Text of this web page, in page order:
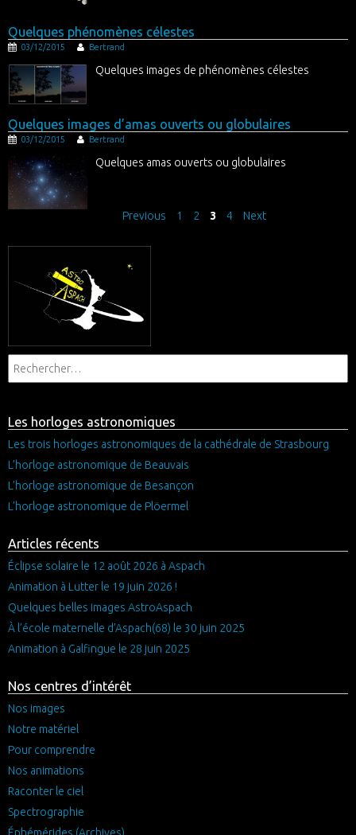
Quelques phénomènes célestes
03/12/2015 Bertrand
Quelques images de phénomènes célestes
Quelques images d’amas ouverts ou globulaires
03/12/2015 Bertrand
Quelques amas ouverts ou globulaires
Previous 1 2 3 4 Next
Les horloges astronomiques
Les trois horloges astronomiques de la cathédrale de Strasbourg
L’horloge astronomique de Beauvais
L’horloge astronomique de Besançon
L’horloge astronomique de Plöermel
Articles récents
Éclipse solaire le 12 août 2026 à Aspach
Animation à Lutter le 19 juin 2026 !
Quelques belles images AstroAspach
À l’école maternelle d’Aspach(68) le 30 juin 2025
Animation à Galfingue le 28 juin 2025
Nos centres d’intérêt
Nos images
Notre matériel
Pour comprendre
Nos animations
Raconter le ciel
Spectrographie